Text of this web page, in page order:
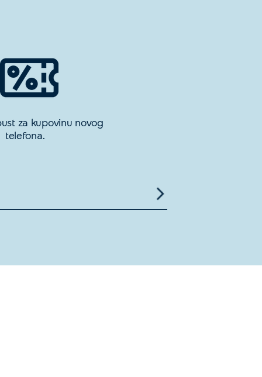
za kupovinu novog
telefona.